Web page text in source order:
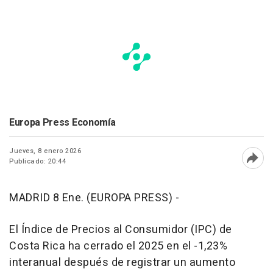
Europa Press Economía
Jueves, 8 enero 2026
Publicado: 20:44
MADRID 8 Ene. (EUROPA PRESS) -
El Índice de Precios al Consumidor (IPC) de
Costa Rica ha cerrado el 2025 en el -1,23%
interanual después de registrar un aumento